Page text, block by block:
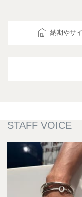
納期やサ